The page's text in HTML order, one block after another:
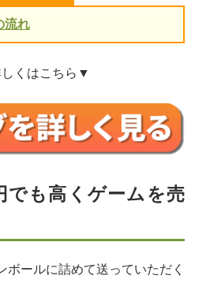
流れ
くはこちら▼
でも高くゲームを売
ボールに詰めて送っていただく